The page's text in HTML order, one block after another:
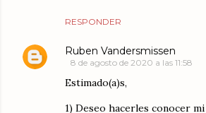
RESPONDER
Ruben Vandersmissen
8 de agosto de 2020 a las 11:58
Estimado(a)s,
1) Deseo hacerles conocer